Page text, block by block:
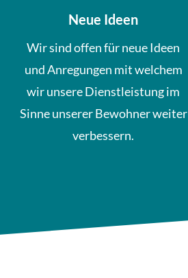
Neue Ideen
Wir sind offen für neue Ideen
und Anregungen mit welchem
wir unsere Dienstleistung im
Sinne unserer Bewohner weiter
verbessern.